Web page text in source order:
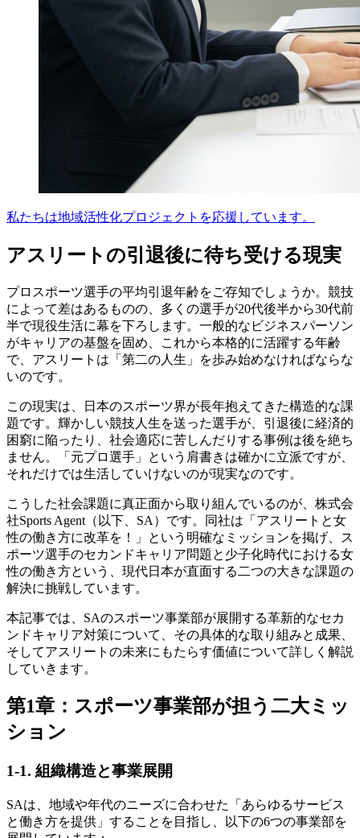
私たちは地域活性化プロジェクトを応援しています。
アスリートの引退後に待ち受ける現実
プロスポーツ選手の平均引退年齢をご存知でしょうか。競技
によって差はあるものの、多くの選手が20代後半から30代前
半で現役生活に幕を下ろします。一般的なビジネスパーソン
がキャリアの基盤を固め、これから本格的に活躍する年齢
で、アスリートは「第二の人生」を歩み始めなければならな
いのです。
この現実は、日本のスポーツ界が長年抱えてきた構造的な課
題です。輝かしい競技人生を送った選手が、引退後に経済的
困窮に陥ったり、社会適応に苦しんだりする事例は後を絶ち
ません。「元プロ選手」という肩書きは確かに立派ですが、
それだけでは生活していけないのが現実なのです。
こうした社会課題に真正面から取り組んでいるのが、株式会
社Sports Agent（以下、SA）です。同社は「アスリートと女
性の働き方に改革を！」という明確なミッションを掲げ、ス
ポーツ選手のセカンドキャリア問題と少子化時代における女
性の働き方という、現代日本が直面する二つの大きな課題の
解決に挑戦しています。
本記事では、SAのスポーツ事業部が展開する革新的なセカ
ンドキャリア対策について、その具体的な取り組みと成果、
そしてアスリートの未来にもたらす価値について詳しく解説
していきます。
第1章：スポーツ事業部が担う二大ミッ
ション
1-1. 組織構造と事業展開
SAは、地域や年代のニーズに合わせた「あらゆるサービス
と働き方を提供」することを目指し、以下の6つの事業部を